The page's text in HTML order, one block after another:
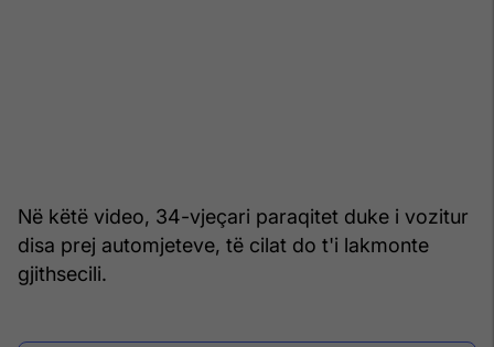
Në këtë video, 34-vjeçari paraqitet duke i vozitur
disa prej automjeteve, të cilat do t'i lakmonte
gjithsecili.